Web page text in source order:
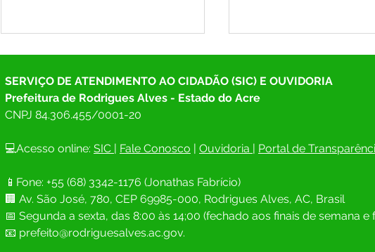
ALVES PROMOVE MOMENTO
DE DIÁLOGO E CONSTRUÇÃO
COLETIVA NA 7ª CONFERÊNCIA
MUNICIPAL DE SAÚDE
Municipal de Saúde de
Rodrigues Alves e
SERVIÇO DE ATENDIMENTO AO CIDADÃO (SIC) E OUVIDORIA
Prefeitura de Rodrigues Alves - Estado do Acre
CNPJ 84.306.455/0001-20
💻Acesso online: SIC | Fale Conosco | Ouvidoria | Portal de
📱Fone: +55 (68) 3342-1176 (Jonathas Fabrício)
🏢 Av. São José, 780, CEP 69985-000, Rodrigues Alves, AC, Brasil
📅 Segunda a sexta, das 8:00 às 14;00 (fechado aos finais de semana e
📧 prefeito@rodriguesalves.ac.gov.